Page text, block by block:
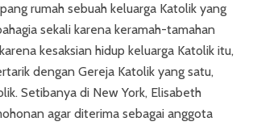
rumah sebuah keluarga Katolik yang
sekali karena keramah-tamahan
kesaksian hidup keluarga Katolik itu,
dengan Gereja Katolik yang satu,
Setibanya di New York, Elisabeth
agar diterima sebagai anggota